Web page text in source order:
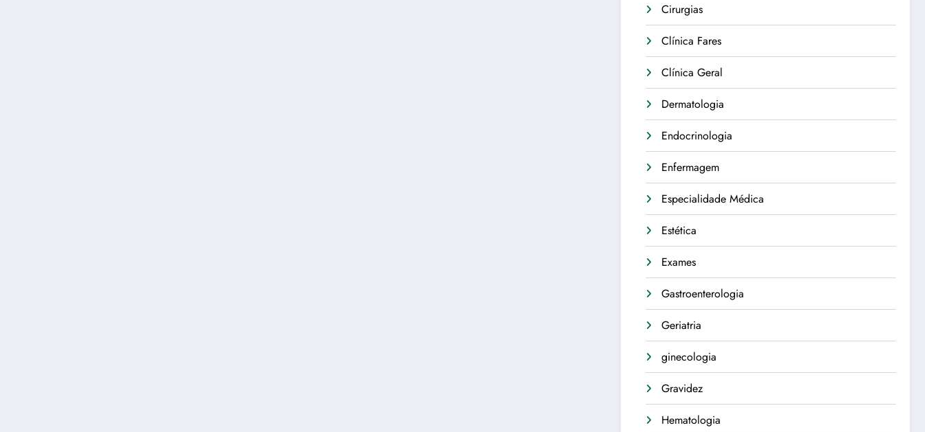
Cirurgias
Clínica Fares
Clínica Geral
Dermatologia
Endocrinologia
Enfermagem
Especialidade Médica
Estética
Exames
Gastroenterologia
Geriatria
ginecologia
Gravidez
Hematologia